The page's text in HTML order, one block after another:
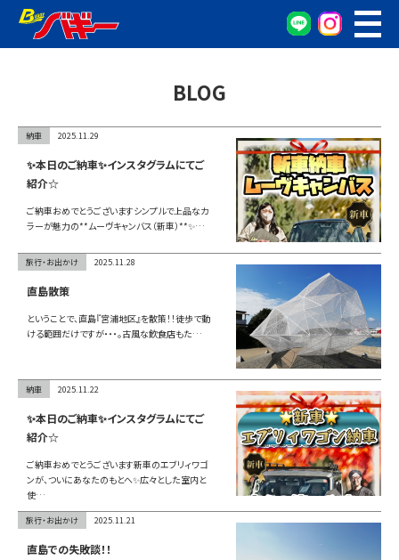
WEB予約
無料査定窓口
車両検索
カンタン査定
車検/整備
グーネット在庫確認
お問い合わせ
LINE
Instagram
BLOG
納車 2025.11.29
✨本日のご納車✨インスタグラムにてご
紹介☆
ご納車おめでとうございますシンプルで上品なカ
ラーが魅力の**ムーヴキャンバス（新車）**✨…
旅行・お出かけ 2025.11.28
直島散策
ということで、直島『宮浦地区』を散策！！徒歩で動
ける範囲だけですが・・・。古風な飲食店もた…
納車 2025.11.22
✨本日のご納車✨インスタグラムにてご
紹介☆
ご納車おめでとうございます新車のエブリィワゴ
ンが、ついにあなたのもとへ✨広々とした室内と
使…
旅行・お出かけ 2025.11.21
直島での失敗談！！